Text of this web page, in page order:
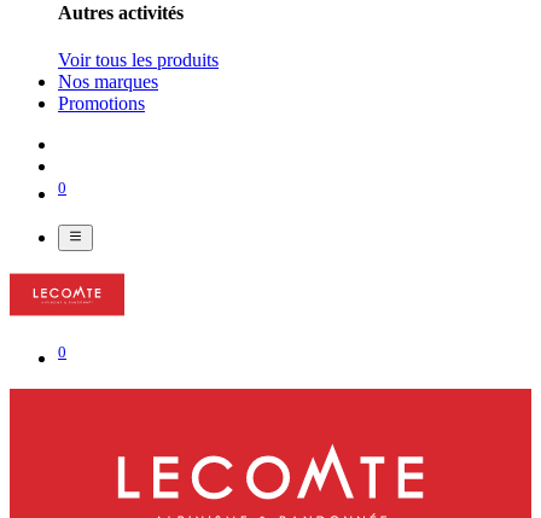
Autres activités
Voir tous les produits
Nos marques
Promotions
0
0